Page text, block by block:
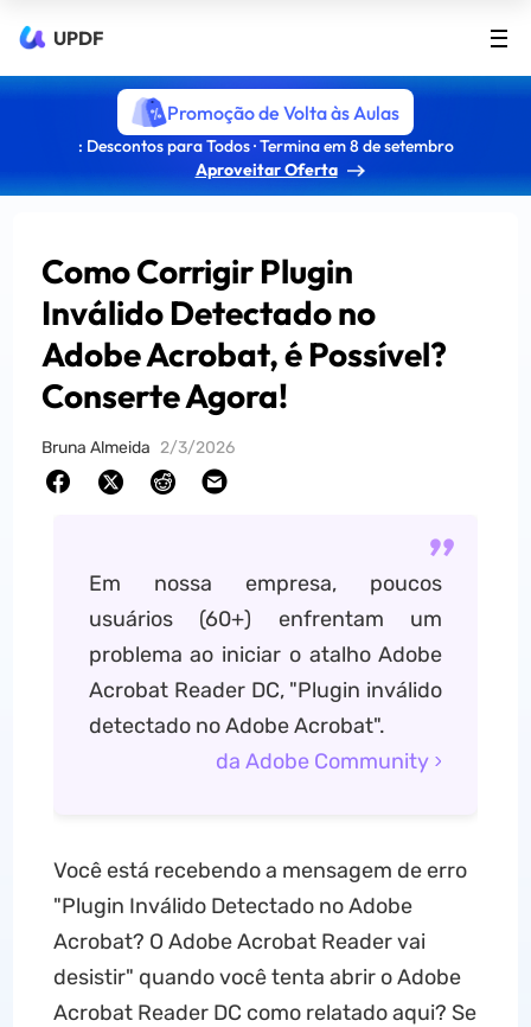
UPDF
Promoção de Volta às Aulas
: Descontos para Todos · Termina em 8 de setembro
Aproveitar Oferta
Como Corrigir Plugin
Inválido Detectado no
Adobe Acrobat, é Possível?
Conserte Agora!
Bruna Almeida 2/3/2026
Em nossa empresa, poucos
usuários (60+) enfrentam um
problema ao iniciar o atalho Adobe
Acrobat Reader DC, "Plugin inválido
detectado no Adobe Acrobat".
da Adobe Community
Você está recebendo a mensagem de erro
"Plugin Inválido Detectado no Adobe
Acrobat? O Adobe Acrobat Reader vai
desistir" quando você tenta abrir o Adobe
Acrobat Reader DC como relatado aqui? Se